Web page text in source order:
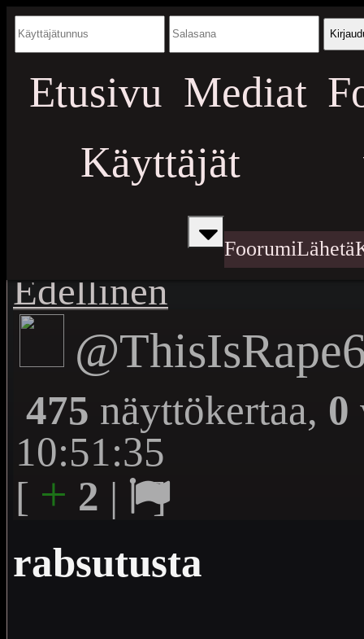
Etusivu Mediat
Käyttäjät
FoorumiLähetä
Edellinen
475 näyttökertaa, 0
10:51:35
[ + 2 | ]
rabsutusta